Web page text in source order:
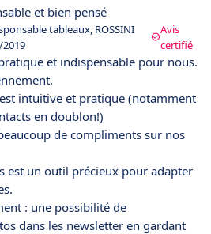
et bien pensé
tableaux, ROSSINI
2019
Avis
certifié
et indispensable pour nous.
intuitive et pratique (notamment
en doublon!)
de compliments sur nos
est un outil précieux pour adapter
: une possibilité de
dans les newsletter en gardant